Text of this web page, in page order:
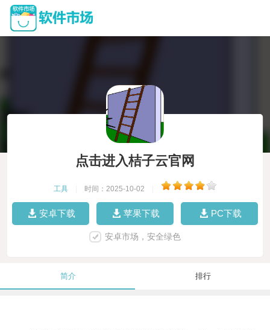
点击进入桔子云官网
工具 时间：2025-10-02
安卓下载 苹果下载 PC下载
安卓市场，安全绿色
简介 排行